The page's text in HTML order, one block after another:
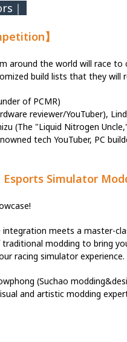
｜
】
around the world will race
build lists that they will
of PCMR)
reviewer/YouTuber),
(The "Liquid Nitrogen
tech YouTuber, PC
Esports Simulator
meets a master-
modding to bring
racing simulator experience.
(Suchao
and artistic modding